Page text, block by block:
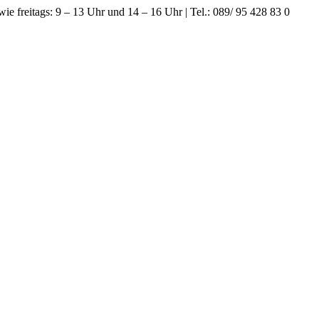
freitags: 9 – 13 Uhr und 14 – 16 Uhr | Tel.: 089/ 95 428 83 0